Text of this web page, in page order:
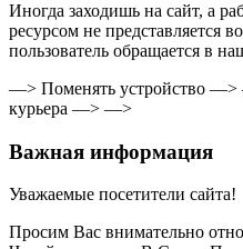
Иногда заходишь на сайт, а
ресурсом не представляется
пользователь обращается в
—> Поменять устройство
курьера —> —>
Важная информация
Уважаемые посетители сайта!
Просим Вас внимательно